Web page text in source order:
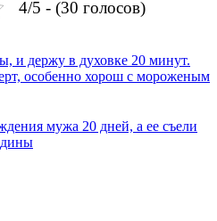
4/5 - (30 голосов)
и держу в духовке 20 минут.
особенно хорош с мороженым
мужа 20 дней, а ее съели